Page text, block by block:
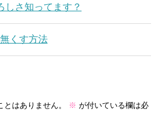
しさ知ってます？
くす方法
はありません。 ※ が付いている欄は必